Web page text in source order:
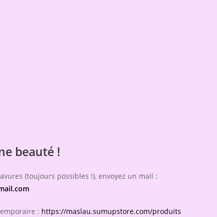
beauté !
(toujours possibles !), envoyez un mail :
: https://maslau.sumupstore.com/produits